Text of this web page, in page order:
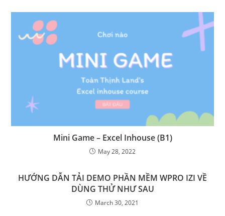
Mini Game – Excel Inhouse (B1)
May 28, 2022
HƯỚNG DẪN TẢI DEMO PHẦN MỀM WPRO IZI VỀ
DÙNG THỬ NHƯ SAU
March 30, 2021